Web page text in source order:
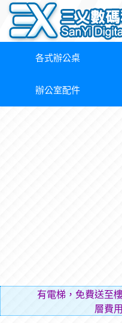
各式辦公桌
辦公室配件
有電梯，免費送至
層費